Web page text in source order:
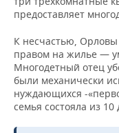
предоставляет
К несчастью, Орловы
правом на жилье —
Многодетный отец
были механически
нуждающихся -
семья состояла из 10